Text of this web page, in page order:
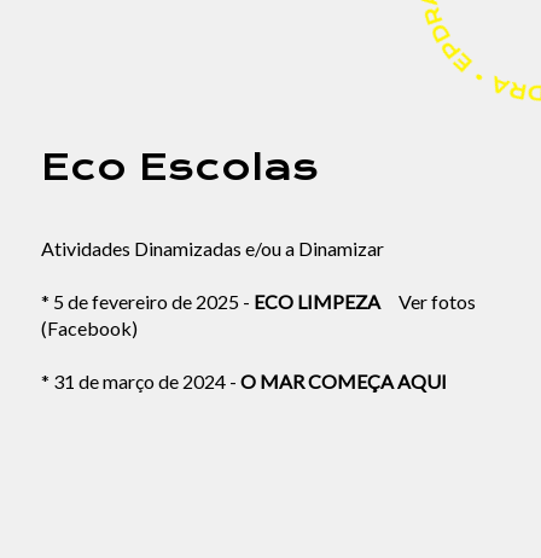
Contacto
Eco Escolas
Atividades Dinamizadas e/ou a Dinamizar
* 5 de fevereiro de 2025 - ECO LIMPEZA
Ver fotos
(Facebook)
* 31 de março de 2024 - O MAR COMEÇA AQUI